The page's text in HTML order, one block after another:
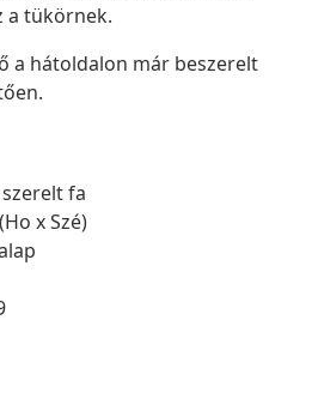
a tükörnek.
a hátoldalon már beszerelt
fa
x Szé)